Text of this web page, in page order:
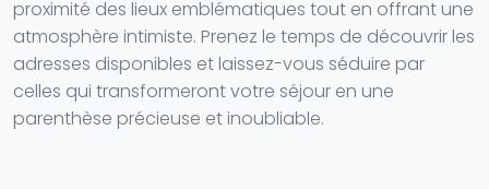
proximité des lieux emblématiques tout en offrant une
atmosphère intimiste. Prenez le temps de découvrir les
adresses disponibles et laissez-vous séduire par
celles qui transformeront votre séjour en une
parenthèse précieuse et inoubliable.